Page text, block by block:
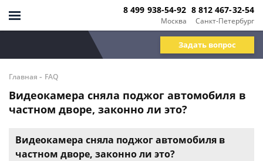
Москва
8 499 938-54-92
Санкт-Петербург
8 812 467-32-54
Задать вопрос
Главная - FAQ
Видеокамера сняла поджог автомобиля в
частном дворе, законно ли это?
Видеокамера сняла поджог автомобиля в
частном дворе, законно ли это?